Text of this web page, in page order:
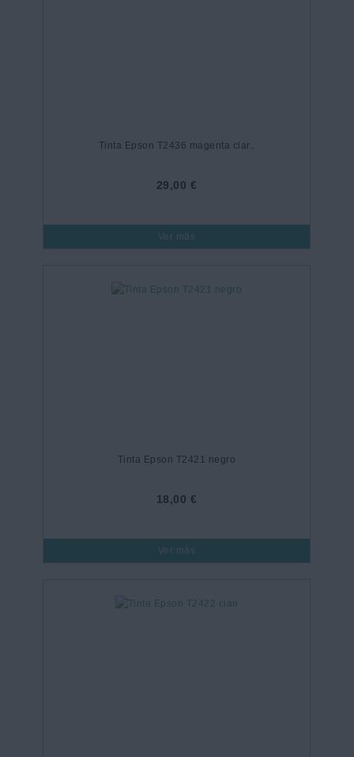
Tinta Epson T2436 magenta clar..
29,00 €
Ver más
Tinta Epson T2421 negro
18,00 €
Ver más